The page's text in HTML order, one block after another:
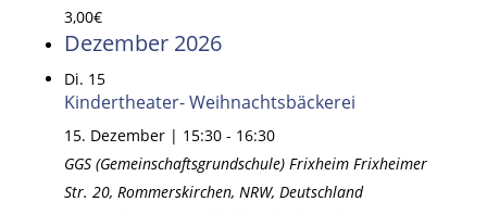
3,00€
Dezember 2026
Di. 15
Kindertheater- Weihnachtsbäckerei
15. Dezember | 15:30- 16:30
GGS (Gemeinschaftsgrundschule) Frixheim Frixheimer
Str. 20, Rommerskirchen, NRW, Deutschland